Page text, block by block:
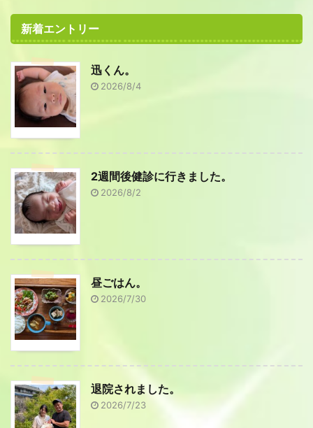
新着エントリー
迅くん。
2026/8/4
2週間後健診に行きました。
2026/8/2
昼ごはん。
2026/7/30
退院されました。
2026/7/23